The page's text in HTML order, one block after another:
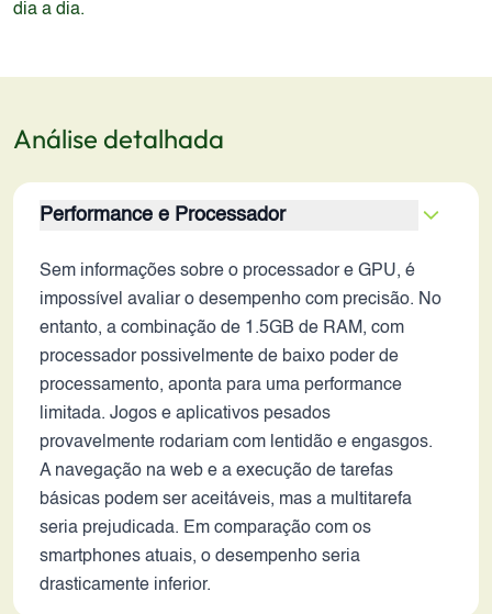
dia a dia.
Análise detalhada
Performance e Processador
Sem informações sobre o processador e GPU, é
impossível avaliar o desempenho com precisão. No
entanto, a combinação de 1.5GB de RAM, com
processador possivelmente de baixo poder de
processamento, aponta para uma performance
limitada. Jogos e aplicativos pesados
provavelmente rodariam com lentidão e engasgos.
A navegação na web e a execução de tarefas
básicas podem ser aceitáveis, mas a multitarefa
seria prejudicada. Em comparação com os
smartphones atuais, o desempenho seria
drasticamente inferior.